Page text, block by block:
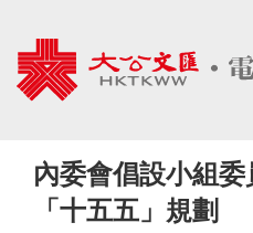
內委會倡設小組
「十五五」規劃